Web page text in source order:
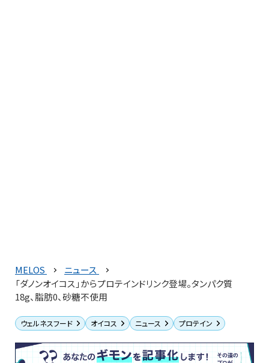
MELOS
ニュース
「ダノンオイコス」からプロテインドリンク登場。タンパク質
18g、脂肪0、砂糖不使用
ウェルネスフード オイコス ニュース プロテイン